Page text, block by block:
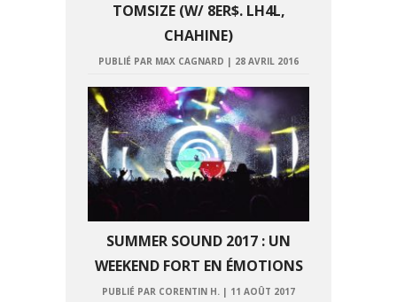
TOMSIZE (W/ 8ER$. LH4L,
CHAHINE)
PUBLIÉ PAR MAX CAGNARD | 28 AVRIL 2016
SUMMER SOUND 2017 : UN
WEEKEND FORT EN ÉMOTIONS
PUBLIÉ PAR CORENTIN H. | 11 AOÛT 2017